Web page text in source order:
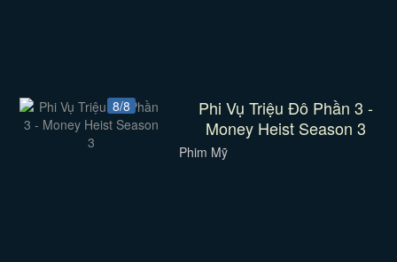
8/8
Phi Vụ Triệu Đô Phần 3 -
Money Heist Season 3
Phim Mỹ